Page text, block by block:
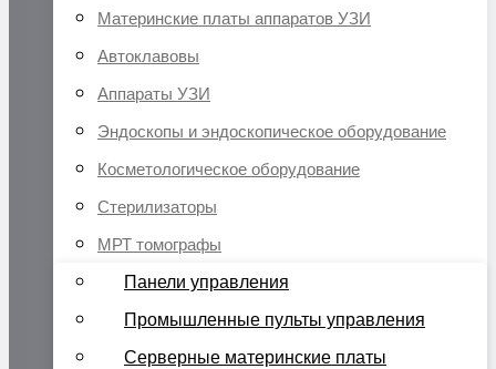
Материнские платы аппаратов УЗИ
Автоклавовы
Аппараты УЗИ
Эндоскопы и эндоскопическое оборудование
Косметологическое оборудование
Стерилизаторы
МРТ томографы
Панели управления
Промышленные пульты управления
Серверные материнские платы